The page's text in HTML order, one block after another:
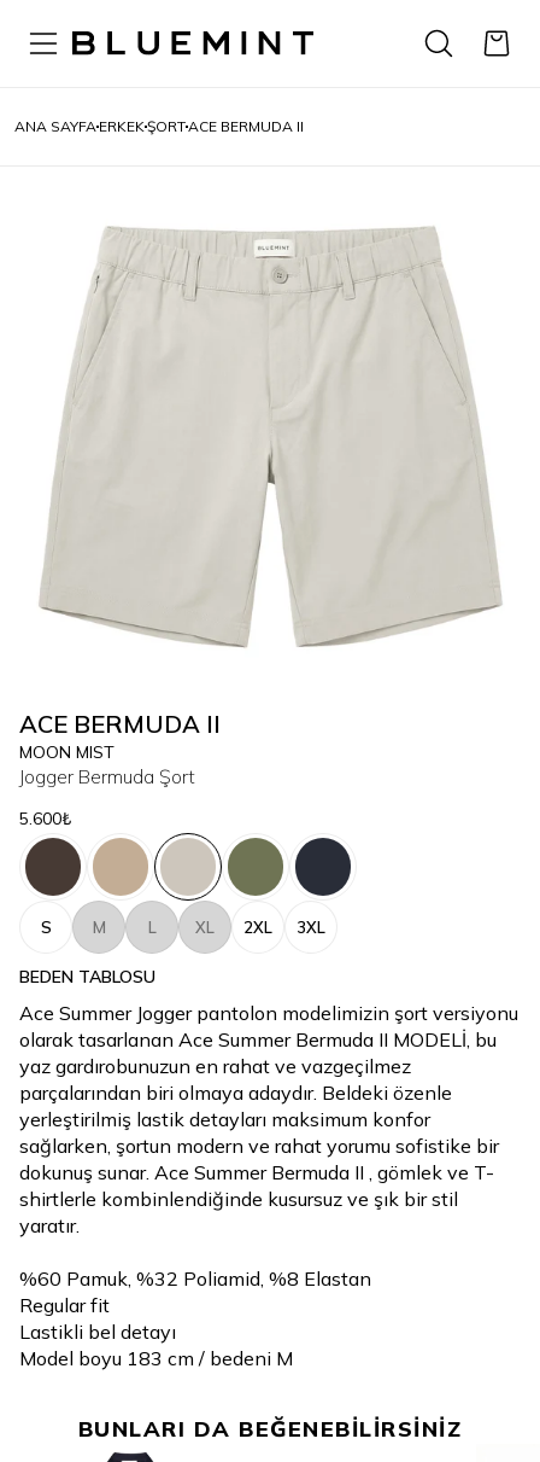
ANA SAYFA ERKEKŞORTACE BERMUDA II
ACE BERMUDA II
MOON MIST
Jogger Bermuda Şort
5.600₺
S M L XL 2XL 3XL
BEDEN TABLOSU
Ace Summer Jogger pantolon modelimizin şort versiyonu
olarak tasarlanan Ace Summer Bermuda II MODELİ, bu
yaz gardırobunuzun en rahat ve vazgeçilmez
parçalarından biri olmaya adaydır. Beldeki özenle
yerleştirilmiş lastik detayları maksimum konfor
sağlarken, şortun modern ve rahat yorumu sofistike bir
dokunuş sunar. Ace Summer Bermuda II , gömlek ve T-
shirtlerle kombinlendiğinde kusursuz ve şık bir stil
yaratır.
%60 Pamuk, %32 Poliamid, %8 Elastan
Regular fit
Lastikli bel detayı
Model boyu 183 cm / bedeni M
BUNLARI DA BEĞENEBİLİRSİNİZ